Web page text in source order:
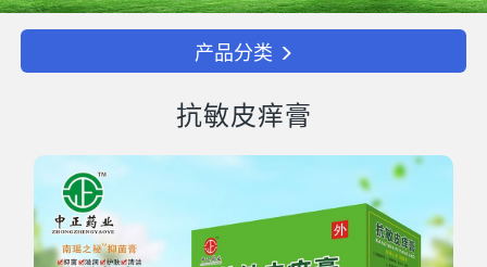
产品分类
抗敏皮痒膏